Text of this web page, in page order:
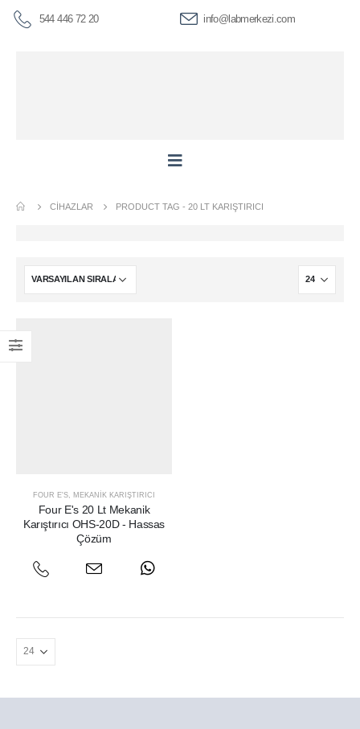
544 446 72 20 info@labmerkezi.com
CIHAZLAR PRODUCT TAG - 20 LT KARIŞTIRICI
FOUR E'S MEKANIK KARIŞTIRICI
Four E's 20 Lt Mekanik
Karıştırıcı OHS-20D - Hassas
Çözüm